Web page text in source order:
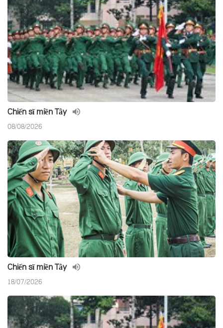
Chiến sĩ miền Tây
08/08/2026
Chiến sĩ miền Tây
18/07/2026